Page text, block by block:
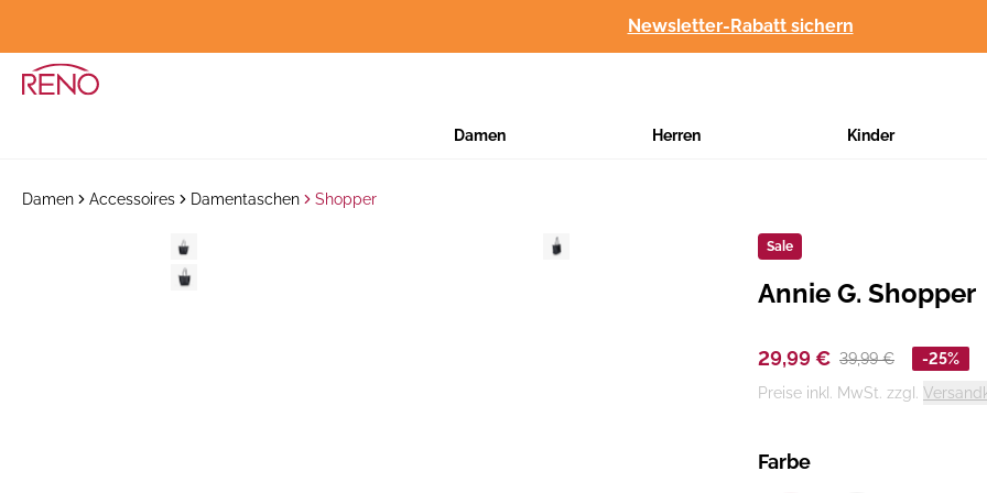
Newsletter-Rabatt sichern
Damen Herren Kinder
Damen Accessoires Damentaschen Shopper
Sale
Hersteller:
Annie G. Shopper
29,99 € 39,99 €
-25%
Preise inkl. MwSt. zzgl.
Farbe